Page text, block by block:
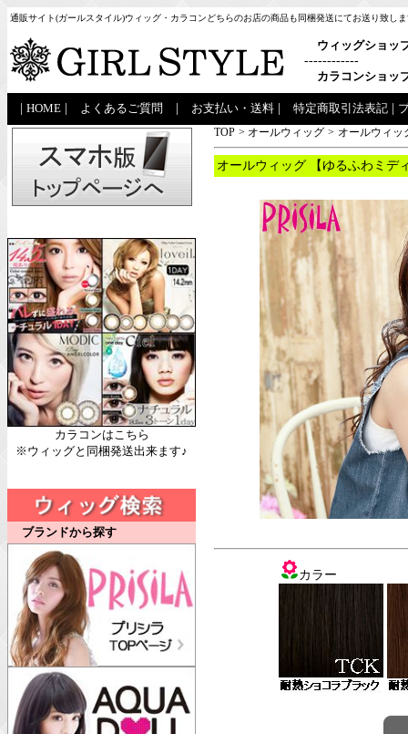
通販サイト(ガールスタイル)ウィッグ・カラコンどちらのお店の商品も同梱発送にてお送り致し
ウィッグショッ
------------
カラコンショッ
HOME よくあるご質問 お支払い・送料 特定商取引法表記
カラコンはこちら
※ウィッグと同梱発送出来ます♪
ブランドから探す
TOP > オールウィッグ > オールウィッ
オールウィッグ 【ゆるふわミデ
カラー